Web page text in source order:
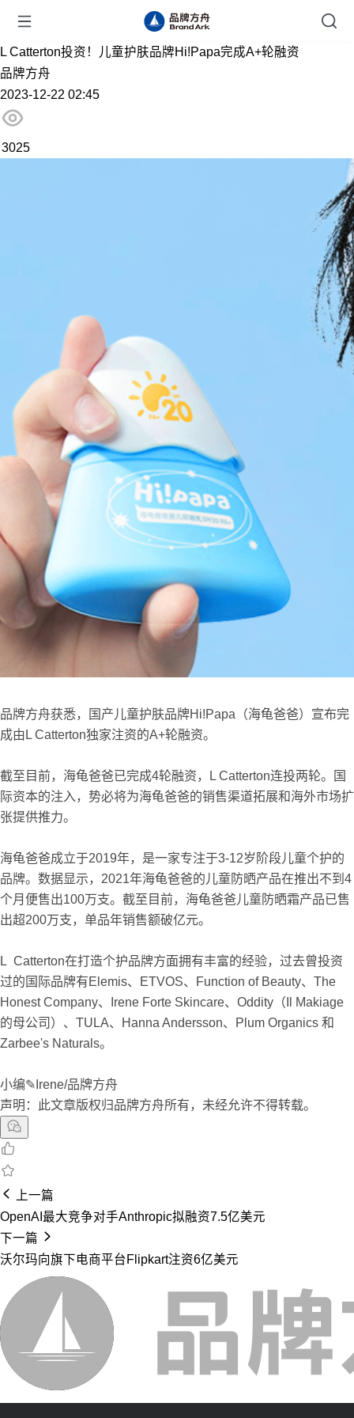
L Catterton投资！儿童护肤品牌Hi!Papa完成A+轮融资
品牌方舟
2023-12-22 02:45
3025
品牌方舟获悉，国产儿童护肤品牌Hi!Papa（海龟爸爸）宣布完
成由L Catterton独家注资的A+轮融资。
截至目前，海龟爸爸已完成4轮融资，L Catterton连投两轮。国
际资本的注入，势必将为海龟爸爸的销售渠道拓展和海外市场扩
张提供推力。
海龟爸爸成立于2019年，是一家专注于3-12岁阶段儿童个护的
品牌。数据显示，2021年海龟爸爸的儿童防晒产品在推出不到4
个月便售出100万支。截至目前，海龟爸爸儿童防晒霜产品已售
出超200万支，单品年销售额破亿元。
L Catterton在打造个护品牌方面拥有丰富的经验，过去曾投资
过的国际品牌有Elemis、ETVOS、Function of Beauty、The
Honest Company、Irene Forte Skincare、Oddity（Il Makiage
的母公司）、TULA、Hanna Andersson、Plum Organics 和
Zarbee's Naturals。
小编✎Irene/品牌方舟
声明：此文章版权归品牌方舟所有，未经允许不得转载。
上一篇
OpenAI最大竞争对手Anthropic拟融资7.5亿美元
下一篇
沃尔玛向旗下电商平台Flipkart注资6亿美元